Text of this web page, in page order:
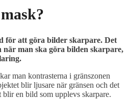
för att göra bilder skarpare. Det
när man ska göra bilden skarpare,
man kontrasterna i gränszonen
blir ljusare när gränsen och det
en bild som upplevs skarpare.